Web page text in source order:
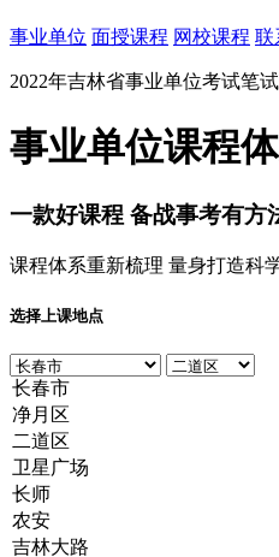
事业单位 面授课程 网校课程 联
2022年吉林省事业单位考试笔
事业单位课程
一款好课程 备战事考有方
课程体系重新梳理 量身打造科
选择上课地点